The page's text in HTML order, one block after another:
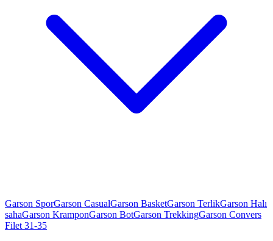
Garson SporGarson CasualGarson BasketGarson TerlikGarson Halı
sahaGarson KramponGarson BotGarson TrekkingGarson Convers
Filet 31-35